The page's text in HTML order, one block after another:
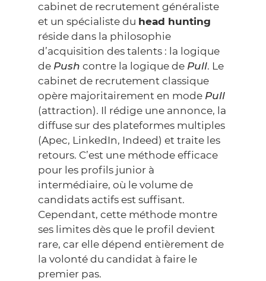
cabinet de recrutement généraliste
et un spécialiste du head hunting
réside dans la philosophie
d’acquisition des talents : la logique
de Push contre la logique de Pull. Le
cabinet de recrutement classique
opère majoritairement en mode Pull
(attraction). Il rédige une annonce, la
diffuse sur des plateformes multiples
(Apec, LinkedIn, Indeed) et traite les
retours. C’est une méthode efficace
pour les profils junior à
intermédiaire, où le volume de
candidats actifs est suffisant.
Cependant, cette méthode montre
ses limites dès que le profil devient
rare, car elle dépend entièrement de
la volonté du candidat à faire le
premier pas.